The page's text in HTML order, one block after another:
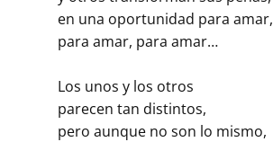
en una oportunidad para amar,
para amar, para amar…
Los unos y los otros
parecen tan distintos,
pero aunque no son lo mismo,